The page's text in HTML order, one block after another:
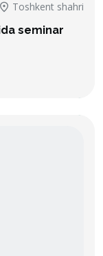
Toshkent shahri
seminar